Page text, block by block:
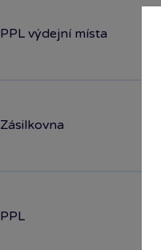
PPL výdejní místa
Zásilkovna
PPL